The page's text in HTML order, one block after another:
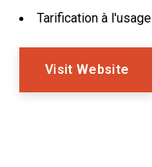
Tarification à l'usage
Visit Website